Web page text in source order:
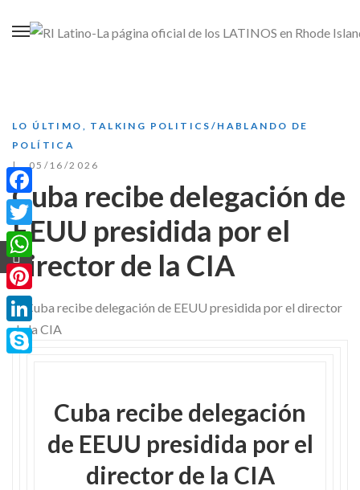
LO ÚLTIMO , TALKING POLITICS/HABLANDO DE
POLÍTICA
05/16/2026
Cuba recibe delegación de
EEUU presidida por el
director de la CIA
Cuba recibe delegación
de EEUU presidida por el
director de la CIA
Facebook
Twitter
WhatsApp
Pinterest
LinkedIn